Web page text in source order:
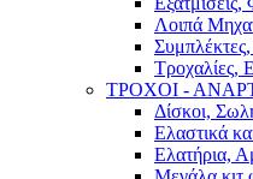
Λοιπά
Τροχαλίες,
ΤΡΟΧΟΙ -
Δίσκοι,
Ελαστικά
Ελατήρια,